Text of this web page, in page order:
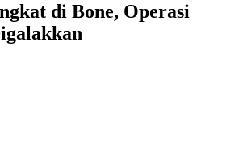
di Bone, Operasi